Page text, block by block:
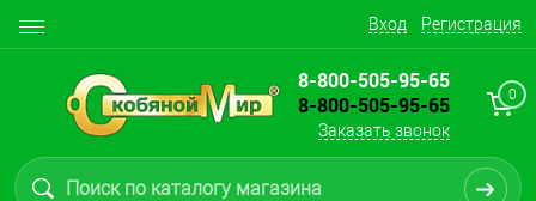
Вход Регистрация
8-800-505-95-65
8-800-505-95-65
Заказать звонок
0